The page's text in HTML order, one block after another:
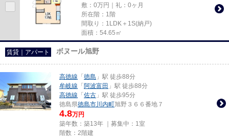
敷：0万円｜礼：0ヶ月
所在階：1階
間取り：1LDK＋1S(納戸)
面積：54.65㎡
賃貸｜アパート ボヌール旭野
高徳線 「 徳島 」駅 徒歩88分
牟岐線 「 阿波富田 」駅 徒歩88分
高徳線 「 佐古 」駅 徒歩95分
徳島県徳島市川内町旭野３６６番地７
4.8万円
築年数：築13年 ｜募集中： 1室
階数：2階建